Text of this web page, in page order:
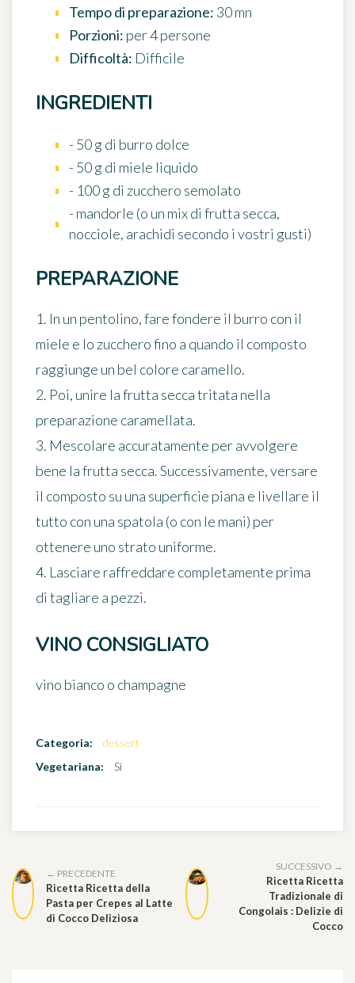
Tempo di preparazione: 30 mn
Porzioni: per 4 persone
Difficoltà: Difficile
INGREDIENTI
- 50 g di burro dolce
- 50 g di miele liquido
- 100 g di zucchero semolato
- mandorle (o un mix di frutta secca,
nocciole, arachidi secondo i vostri gusti)
PREPARAZIONE
1. In un pentolino, fare fondere il burro con il
miele e lo zucchero fino a quando il composto
raggiunge un bel colore caramello.
2. Poi, unire la frutta secca tritata nella
preparazione caramellata.
3. Mescolare accuratamente per avvolgere
bene la frutta secca. Successivamente, versare
il composto su una superficie piana e livellare il
tutto con una spatola (o con le mani) per
ottenere uno strato uniforme.
4. Lasciare raffreddare completamente prima
di tagliare a pezzi.
VINO CONSIGLIATO
vino bianco o champagne
Categoria:
dessert
Vegetariana:
Sì
← PRECEDENTE
Ricetta Ricetta della
Pasta per Crepes al Latte
di Cocco Deliziosa
SUCCESSIVO →
Ricetta Ricetta
Tradizionale di
Congolais : Delizie di
Cocco